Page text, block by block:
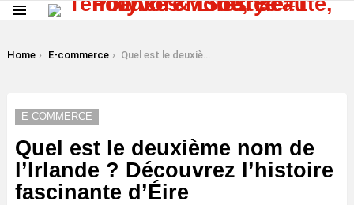
You are here:
Home E-commerce Quel est le deuxième nom de l’Irlande ? Découvrez l’histoire fascinante d’Éire
E-COMMERCE
Quel est le deuxième nom de
l’Irlande ? Découvrez l’histoire
fascinante d’Éire